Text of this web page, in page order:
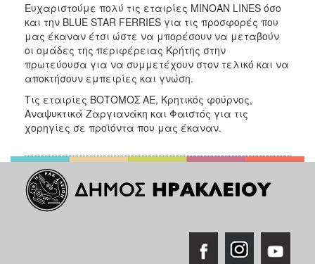
Ευχαριστούμε πολύ τις εταιρίες MINOAN LINES όσο
και την BLUE STAR FERRIES για τις προσφορές που
μας έκαναν έτσι ώστε να μπορέσουν να μεταβούν
οι ομάδες της περιφέρειας Κρήτης στην
πρωτεύουσα για να συμμετέχουν στον τελικό και να
αποκτήσουν εμπειρίες και γνώση.
Τις εταιρίες ΒΟΤΟΜΟΣ ΑΕ, Κρητικός φούρνος,
Αναψυκτικά Ζαργιανάκη και Φαιστός για τις
χορηγίες σε προϊόντα που μας έκαναν.